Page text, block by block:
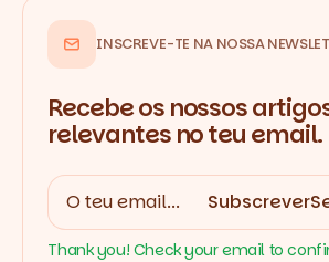
INSCREVE-TE NA NOSSA
Recebe os nossos
relevantes no teu email.
Subscrever
Thank you! Check your email to